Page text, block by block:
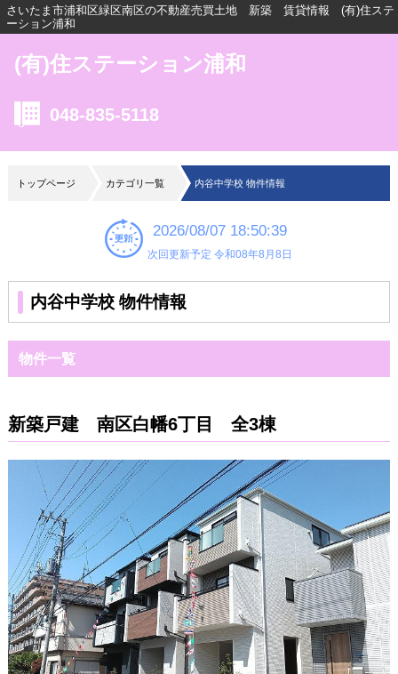
さいたま市浦和区緑区南区の不動産売買土地 新築 賃貸情報 (有)住ステ
ーション浦和
(有)住ステーション浦和
048-835-5118
トップページ カテゴリ一覧 内谷中学校 物件情報
2026/08/07 18:50:39
次回更新予定 令和08年8月8日
内谷中学校 物件情報
物件一覧
新築戸建 南区白幡6丁目 全3棟